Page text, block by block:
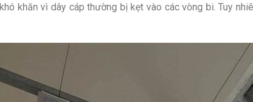
khăn vì dây cáp thường bị kẹt vào các vòng bi. Tuy